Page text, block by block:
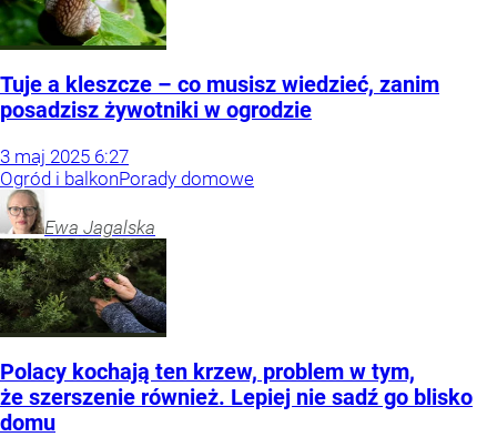
Tuje a kleszcze – co musisz wiedzieć, zanim
posadzisz żywotniki w ogrodzie
3 maj 2025 6:27
Ogród i balkonPorady domowe
Ewa Jagalska
Polacy kochają ten krzew, problem w tym,
że szerszenie również. Lepiej nie sadź go blisko
domu